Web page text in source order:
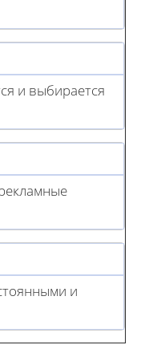
и выбирается
и